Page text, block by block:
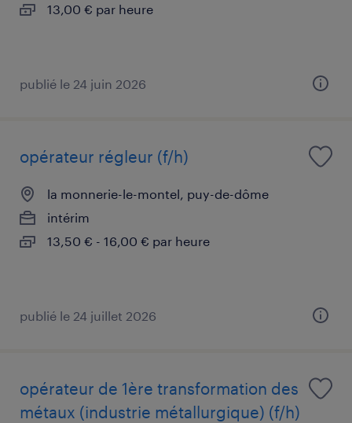
13,00 € par heure
publié le 24 juin 2026
opérateur régleur (f/h)
la monnerie-le-montel, puy-de-dôme
intérim
13,50 € - 16,00 € par heure
publié le 24 juillet 2026
opérateur de 1ère transformation des
métaux (industrie métallurgique) (f/h)